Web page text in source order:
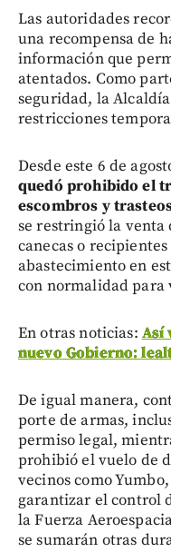
Las autoridades
una recompensa de
información que
atentados. Como
seguridad, la
restricciones
Desde este 6 de
quedó prohibido el
escombros y
se restringió la venta
canecas o
abastecimiento en
con normalidad para
En otras noticias: Así
nuevo Gobierno:
De igual manera,
porte de armas,
permiso legal,
prohibió el vuelo de
vecinos como
garantizar el control
la Fuerza
se sumarán otras